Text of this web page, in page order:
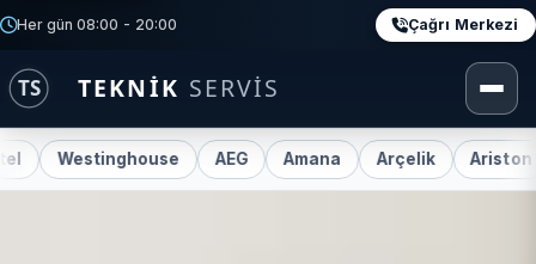
Her gün 08:00 - 20:00 Çağrı Merkezi
AEG Amana Arçelik Ariston Beko